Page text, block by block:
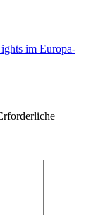
im Europa-